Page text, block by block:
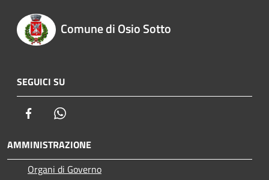
Comune di Osio Sotto
SEGUICI SU
Facebook
AMMINISTRAZIONE
Organi di Governo